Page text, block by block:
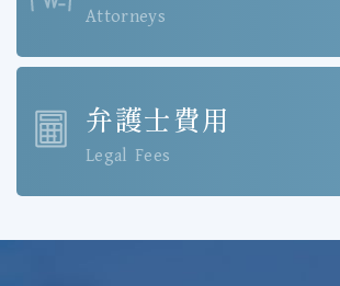
Attorneys
弁護士費用
Legal Fees